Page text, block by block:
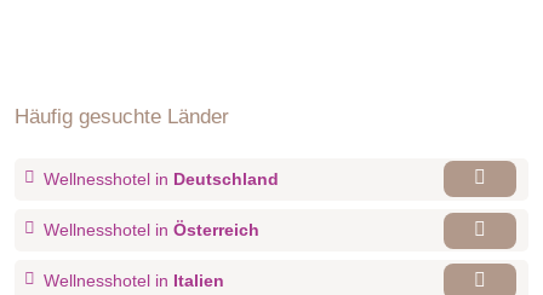
Häufig gesuchte Länder
Wellnesshotel in Deutschland
Wellnesshotel in Österreich
Wellnesshotel in Italien